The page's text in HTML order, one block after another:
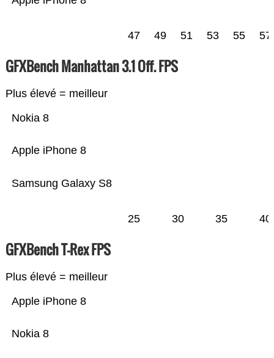
47 49 51 53 55 57
GFXBench Manhattan 3.1 Off. FPS
Plus élevé = meilleur
Samsung Galaxy S8
Apple iPhone 8
Nokia 8
25 30 35 40
GFXBench T-Rex FPS
Plus élevé = meilleur
Nokia 8
Apple iPhone 8